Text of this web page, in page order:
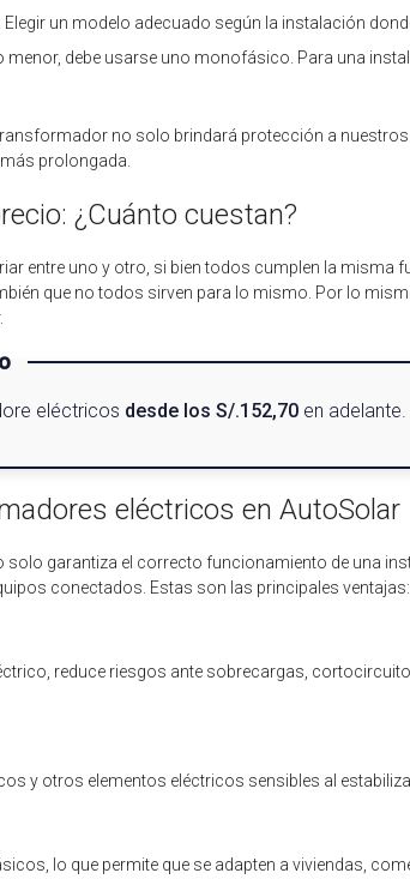
Elegir un modelo adecuado según la instalación
menor, debe usarse uno monofásico. Para una
no solo brindará protección a
prolongada.
¿Cuánto cuestan?
entre uno y otro, si bien todos cumplen la misma
que no todos sirven para lo mismo. Por lo
eléctricos desde los S/.152,70 en
eléctricos en AutoSolar
garantiza el correcto funcionamiento de una
conectados. Estas son las principales ventajas:
reduce riesgos ante sobrecargas,
y otros elementos eléctricos sensibles al
lo que permite que se adapten a viviendas,